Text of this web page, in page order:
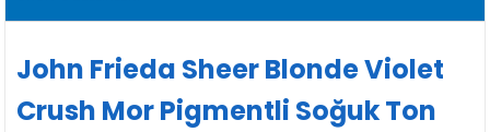
John Frieda Sheer Blonde Violet
Crush Mor Pigmentli Soğuk Ton